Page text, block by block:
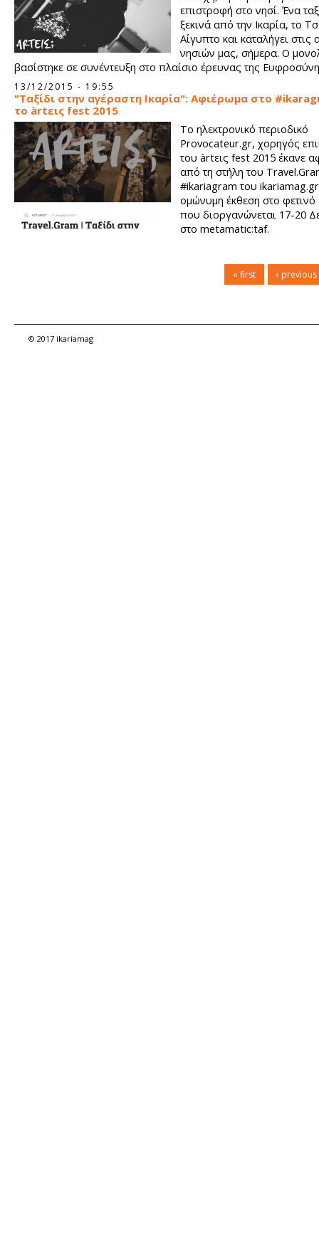
επιστροφή στο νησί. Ένα
ξεκινά από την Ικαρία, το
Αίγυπτο και καταλήγει στις
νησιών μας, σήμερα. Ο
βασίστηκε σε συνέντευξη στο πλαίσιο έρευνας της
Κουτσούτη για λογαριασμό του Κέντρου Τεκμηρίωσης,
Δράσης Ικαρίας.
13/12/2015 - 19:55
"Ταξίδι στην αγέραστη Ικαρία": Αφιέρωμα στο
το àrtεις fest 2015
Το ηλεκτρονικό περιοδικό
Provocateur.gr, χορηγός
του àrtεις fest 2015 έκανε
από τη στήλη του
#ikariagram του ikariamag.gr
ομώνυμη έκθεση στο
που διοργανώνεται 17-20
στο metamatic:taf.
« first ‹ previous
© 2017 ikariamag